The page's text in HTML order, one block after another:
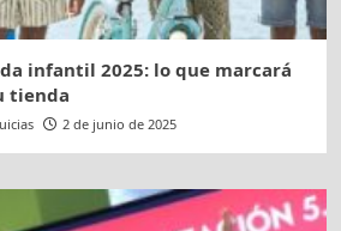
infantil 2025: lo que marcará
tienda
2 de junio de 2025